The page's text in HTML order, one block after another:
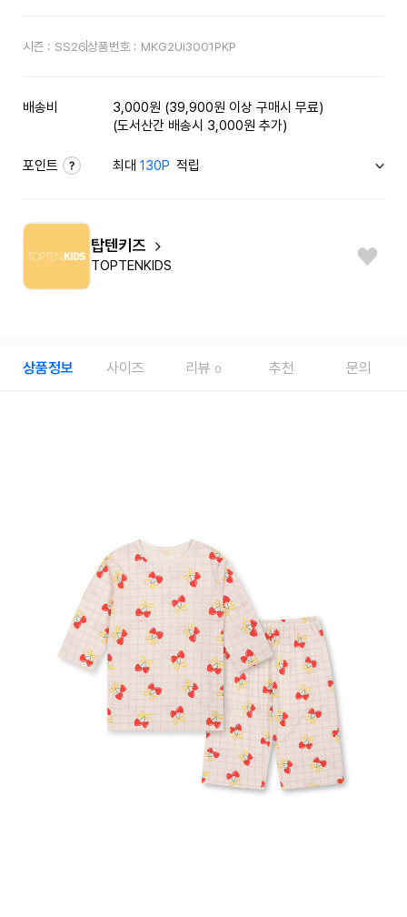
시즌 : SS26상품번호 : MKG2UI3001PKP
배송비
3,000원 (39,900원 이상 구매시 무료)
(도서산간 배송시 3,000원 추가)
포인트 최대130P 적립
탑텐키즈
TOPTENKIDS
상품정보 사이즈 리뷰 0 추천 문의